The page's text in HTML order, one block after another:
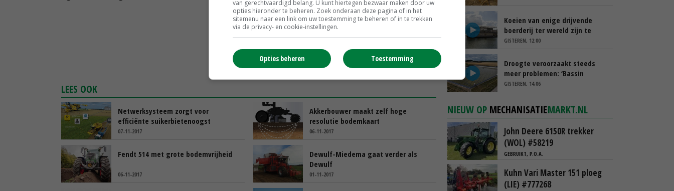
LEES OOK
Netwerksysteem zorgt voor
efficiënte suikerbietenoogst
07-11-2017
Akkerbouwer maakt zelf hoge
resolutie bodemkaart
06-11-2017
Fendt 514 met grote bodemvrijheid
06-11-2017
Dewulf-Miedema gaat verder als
Dewulf
01-11-2017
Koeien van enige drijvende
boerderij ter wereld zijn te
koop
GISTEREN, 12:00
Droogte veroorzaakt steeds
meer problemen: ‘Bassin
afgelopen week al leeg’
GISTEREN, 14:06
NIEUW OP MECHANISATIEMARKT.NL
John Deere 6150R trekker
(WOL) #58219
GEBRUIKT, P.O.A.
Kuhn Vari Master 151 ploeg
(LIE) #777268
van gerechtvaardigd belang. U kunt hiertegen bezwaar maken door uw
opties hieronder te beheren. Zoek onderaan deze pagina of in het
sitemenu naar een link om uw toestemming te beheren of in te trekken
via de privacy- en cookie-instellingen.
Toestemming
Opties beheren